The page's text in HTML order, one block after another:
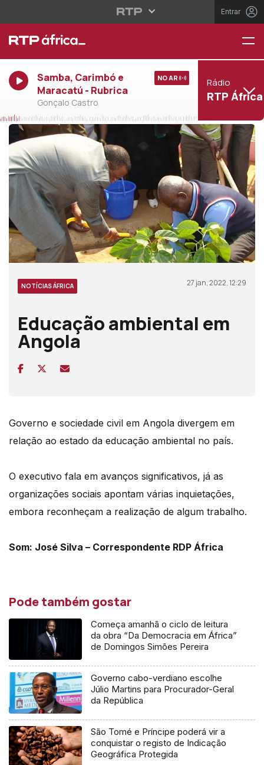
Entrar
Samba, Carimbó e
Maracatú - Rubrica
Gonçalo Castro
NO AR Rádio
RTP África
NOTÍCIAS ÁFRICA 27 jan, 2022, 12:29
Educação ambiental em
Angola
Governo e sociedade civil em Angola divergem em
relação ao estado da educação ambiental no país.
O executivo fala em avanços significativos, já as
organizações sociais apontam várias inquietações,
embora reconheçam a realização de algum trabalho.
Som: José Silva – Correspondente RDP África
Pode também gostar
Começa amanhã o ciclo de leitura
da obra “Da Democracia em África”
de Domingos Simões Pereira
Governo cabo-verdiano escolhe
Júlio Martins para Procurador-Geral
da República
São Tomé e Príncipe poderá vir a
conquistar o registo de Indicação
Geográfica Protegida